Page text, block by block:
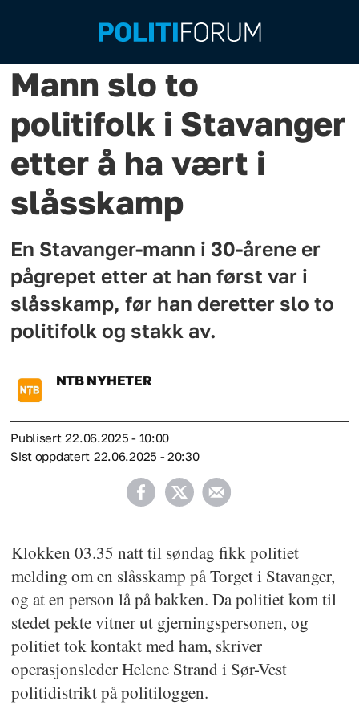
Mann slo to
politifolk i Stavanger
etter å ha vært i
slåsskamp
En Stavanger-mann i 30-årene er
pågrepet etter at han først var i
slåsskamp, før han deretter slo to
politifolk og stakk av.
NTB NYHETER
Publisert
22.06.2025 - 10:00
Sist oppdatert
22.06.2025 - 20:30
Klokken 03.35 natt til søndag fikk politiet
melding om en slåsskamp på Torget i Stavanger,
og at en person lå på bakken. Da politiet kom til
stedet pekte vitner ut gjerningspersonen, og
politiet tok kontakt med ham, skriver
operasjonsleder Helene Strand i Sør-Vest
politidistrikt på politiloggen.